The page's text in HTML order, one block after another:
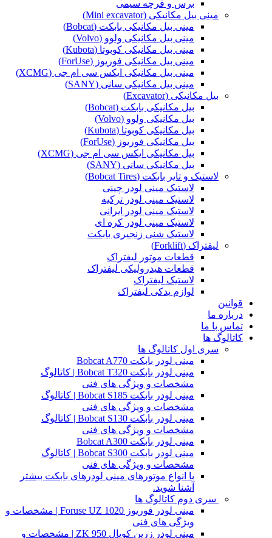
برس و فرچه سیمی
مینی بیل مکانیکی (Mini excavator)
مینی بیل مکانیکی بابکت (Bobcat)
مینی بیل مکانیکی ولوو (Volvo)
مینی بیل مکانیکی کوبوتا (Kubota)
مینی بیل مکانیکی فوریوز (ForUse)
مینی بیل مکانیکی ایکس سی ام جی (XCMG)
مینی بیل مکانیکی سانی (SANY)
بیل مکانیکی (Excavator)
بیل مکانیکی بابکت (Bobcat)
بیل مکانیکی ولوو (Volvo)
بیل مکانیکی کوبوتا (Kubota)
بیل مکانیکی فوریوز (ForUse)
بیل مکانیکی ایکس سی ام جی (XCMG)
بیل مکانیکی سانی (SANY)
لاستیک و تایر بابکت (Bobcat Tires)
لاستیک مینی لودر چینی
لاستیک مینی لودر ترکیه
لاستیک مینی لودر ایرانی
لاستیک مینی لودر کره ای
لاستیک شنی زنجیری بابکت
لیفتراک (Forklift)
قطعات موتور لیفتراک
قطعات هیدرولیکی لیفتراک
لاستیک لیفتراک
لوازم یدکی لیفتراک
قوانین
درباره ما
تماس با ما
کاتالوگ ها
سری اول کاتالوگ ها
مینی لودر بابکت Bobcat A770
مینی لودر بابکت Bobcat T320 | کاتالوگ
مشخصات و ویژگی های فنی
مینی لودر بابکت Bobcat S185 | کاتالوگ
مشخصات و ویژگی های فنی
مینی لودر بابکت Bobcat S130 | کاتالوگ
مشخصات و ویژگی های فنی
مینی لودر بابکت Bobcat A300
مینی لودر بابکت Bobcat S300 | کاتالوگ
مشخصات و ویژگی های فنی
با انواع موتورهای مینی لودرهای بابکت بیشتر
آشنا شوید.
سری دوم کاتالوگ ها
مینی لودر فوریوز Foruse UZ 1020 | مشخصات و
ویژگی های فنی
مینی لودر زرین کوپال ZK 950 | مشخصات و